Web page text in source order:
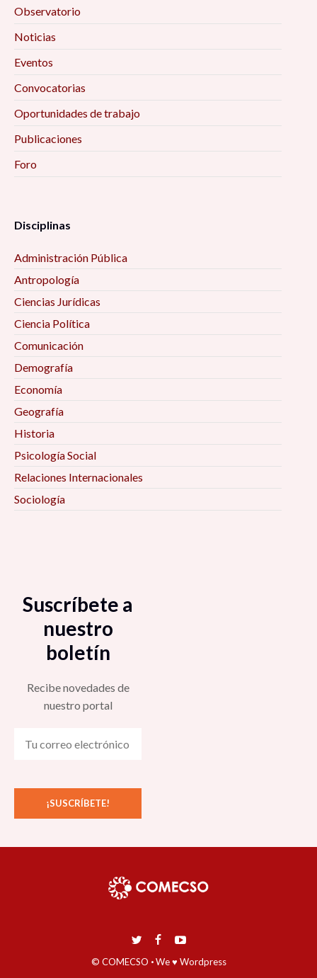
Observatorio
Noticias
Eventos
Convocatorias
Oportunidades de trabajo
Publicaciones
Foro
Disciplinas
Administración Pública
Antropología
Ciencias Jurídicas
Ciencia Política
Comunicación
Demografía
Economía
Geografía
Historia
Psicología Social
Relaciones Internacionales
Sociología
Suscríbete a
nuestro
boletín
Recibe novedades de
nuestro portal
© COMECSO ·We ♥ Wordpress